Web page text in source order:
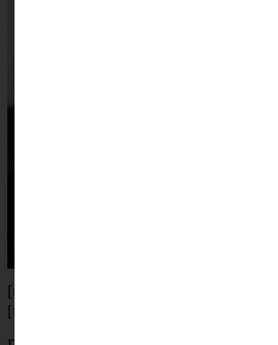
[tabs]
[tab title=”Zubereitung”]